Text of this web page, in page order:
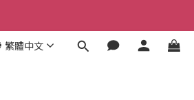
繁體中文